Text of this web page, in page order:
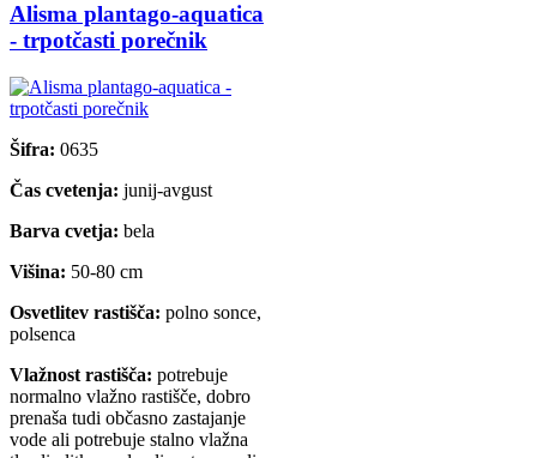
Alisma plantago-aquatica
- trpotčasti porečnik
Šifra: 0635
Čas cvetenja: junij-avgust
Barva cvetja: bela
Višina: 50-80 cm
Osvetlitev rastišča: polno sonce,
polsenca
Vlažnost rastišča: potrebuje
normalno vlažno rastišče, dobro
prenaša tudi občasno zastajanje
vode ali potrebuje stalno vlažna